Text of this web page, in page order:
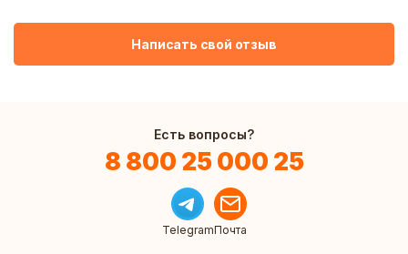
Написать свой отзыв
Есть вопросы?
8 800 25 000 25
TelegramПочта